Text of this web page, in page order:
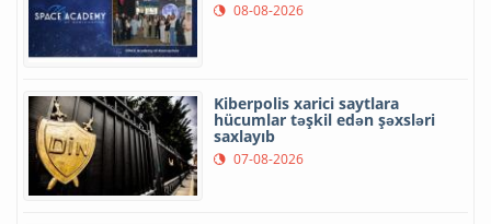
08-08-2026
Kiberpolis xarici saytlara
hücumlar təşkil edən şəxsləri
saxlayıb
07-08-2026